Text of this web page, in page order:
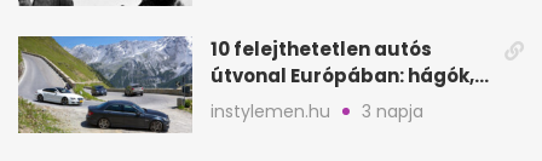
10 felejthetetlen autós
útvonal Európában: hágók,
partok, fjordok
instylemen.hu 3 napja